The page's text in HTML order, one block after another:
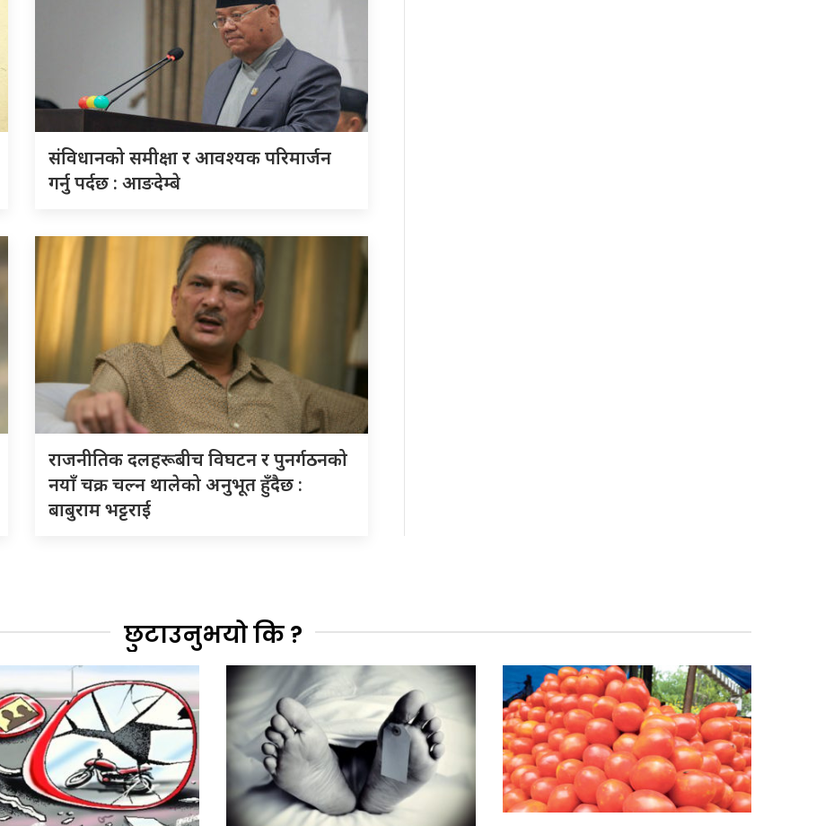
संविधानको समीक्षा र आवश्यक परिमार्जन
गर्नु पर्दछ : आङदेम्बे
राजनीतिक दलहरूबीच विघटन र पुनर्गठनको
नयाँ चक्र चल्न थालेको अनुभूत हुँदैछ :
बाबुराम भट्टराई
छुटाउनुभयो कि ?